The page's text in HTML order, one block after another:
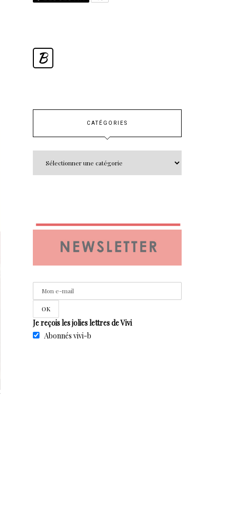
B
CATÉGORIES
Je reçois les jolies lettres de Vivi
Abonnés vivi-b